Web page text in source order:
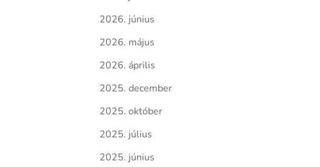
2026. június
2026. május
2026. április
2025. december
2025. október
2025. július
2025. június